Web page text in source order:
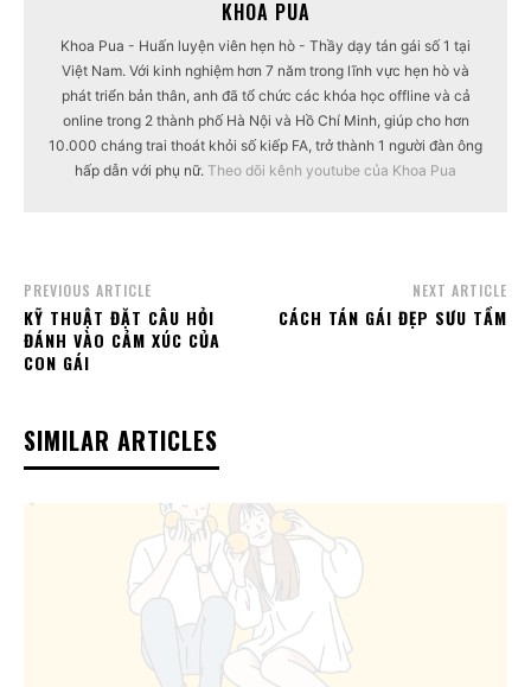
KHOA PUA
Khoa Pua - Huấn luyện viên hẹn hò - Thầy dạy tán gái số 1 tại
Việt Nam. Với kinh nghiệm hơn 7 năm trong lĩnh vực hẹn hò và
phát triển bản thân, anh đã tổ chức các khóa học offline và cả
online trong 2 thành phố Hà Nội và Hồ Chí Minh, giúp cho hơn
10.000 cháng trai thoát khỏi số kiếp FA, trở thành 1 người đàn ông
hấp dẫn với phụ nữ. Theo dõi kênh youtube của Khoa Pua
PREVIOUS ARTICLE
KỸ THUẬT ĐẶT CÂU HỎI
ĐÁNH VÀO CẢM XÚC CỦA
CON GÁI
NEXT ARTICLE
CÁCH TÁN GÁI ĐẸP SƯU TẦM
SIMILAR ARTICLES